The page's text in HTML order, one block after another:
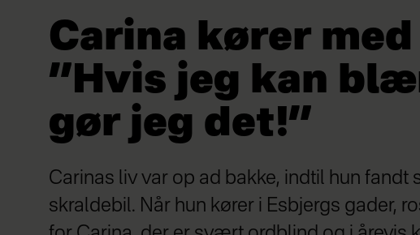
Carina kører
”Hvis jeg kan
gør jeg det!”
Carinas liv var op ad bakke, indtil hun fandt
skraldebil. Når hun kører i Esbjergs gader,